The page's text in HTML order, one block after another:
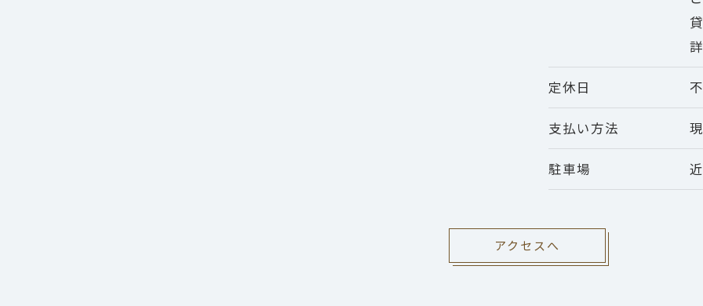
定休日
支払い方法
駐車場
アクセスへ